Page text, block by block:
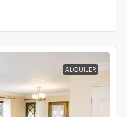
ALQUILER